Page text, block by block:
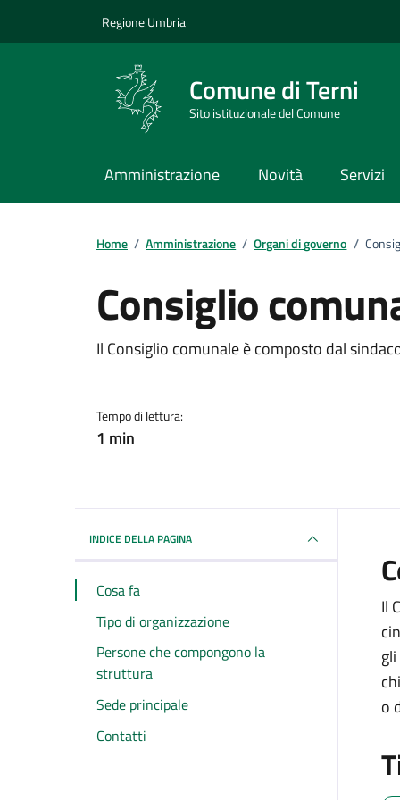
Regione Umbria
Comune di Terni
Sito istituzionale del Comune
Amministrazione Novità Servizi
Home / Amministrazione / Organi di governo /
Consiglio
Dettagli dell'unità
Il Consiglio comunale è composto dal
Tempo di lettura:
1 min
INDICE DELLA PAGINA
Cosa fa
Tipo di organizzazione
Persone che compongono la
struttura
Sede principale
Contatti
Il
o